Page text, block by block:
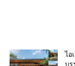
ไอ
บร